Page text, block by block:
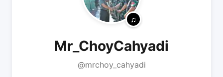
Mr_ChoyCahyadi
@mrchoy_cahyadi